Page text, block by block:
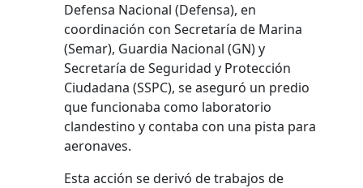
Defensa Nacional (Defensa), en
coordinación con Secretaría de Marina
(Semar), Guardia Nacional (GN) y
Secretaría de Seguridad y Protección
Ciudadana (SSPC), se aseguró un predio
que funcionaba como laboratorio
clandestino y contaba con una pista para
aeronaves.
Esta acción se derivó de trabajos de